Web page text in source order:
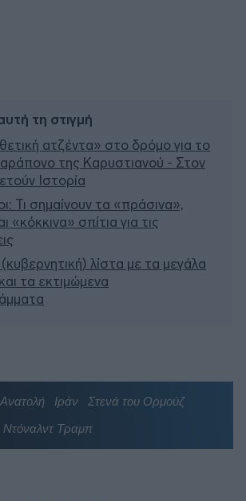
τη στιγμή
ατζέντα» στο δρόμο για το
της Καρυστιανού - Στον
Ιστορία
Τι σημαίνουν τα «πράσινα»,
«κόκκινα» σπίτια για τις
(κυβερνητική) λίστα με τα μεγάλα
τα εκτιμώμενα
Ιράν
Στενά του Ορμούζ
Ντόναλντ Τραμπ